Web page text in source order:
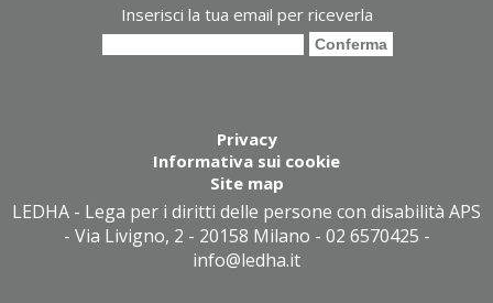
Inserisci la tua email per riceverla
Privacy
Informativa sui cookie
Site map
LEDHA - Lega per i diritti delle persone con disabilità APS
- Via Livigno, 2 - 20158 Milano - 02 6570425 -
info@ledha.it